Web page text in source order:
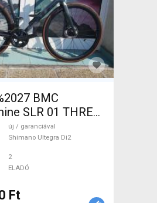
BMC
SLR 01 THREE
Országúti
Di2 tárcsafék
ELADÓ
új / garanciával
Shimano Ultegra Di2
2
ELADÓ
Ft